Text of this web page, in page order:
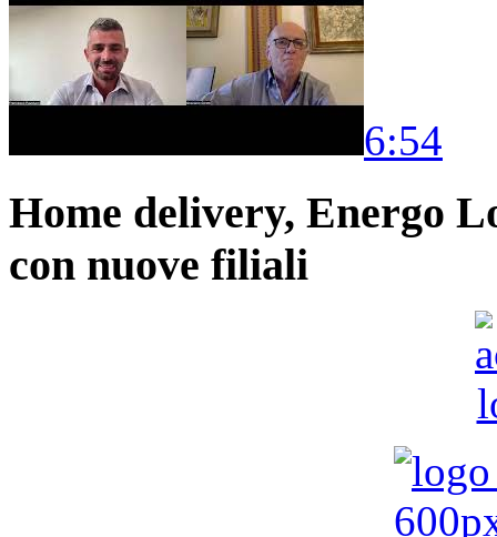
6:54
Home delivery, Energo
con nuove filiali